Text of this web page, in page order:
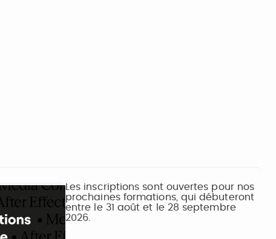
Les inscriptions sont ouvertes pour nos
prochaines formations, qui débuteront
entre le 31 août et le 28 septembre
2026.